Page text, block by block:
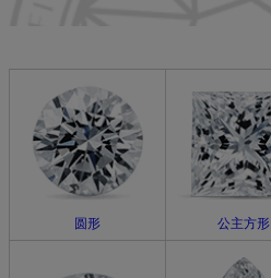
认证
成本
荧光
圆形 公主方形